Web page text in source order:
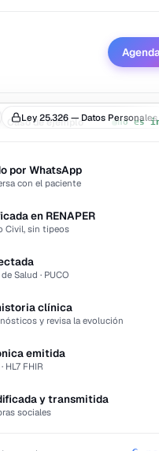
Ley 25.326 — Datos Personales
Caso de ejemplo no es
por WhatsApp
con el paciente
en RENAPER
Civil, sin tipeos
Salud · PUCO
clínica
y revisa la evolución
emitida
HL7 FHIR
y transmitida
sociales